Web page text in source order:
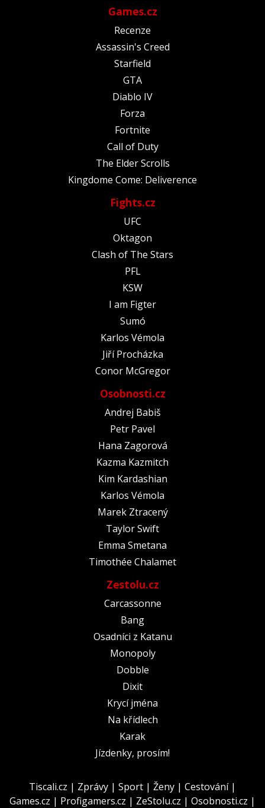
Games.cz
Recenze
Assassin's Creed
Starfield
GTA
Diablo IV
Forza
Fortnite
Call of Duty
The Elder Scrolls
Kingdome Come: Deliverence
Fights.cz
UFC
Oktagon
Clash of The Stars
PFL
KSW
I am Figter
Sumó
Karlos Vémola
Jiří Procházka
Conor McGregor
Osobnosti.cz
Andrej Babiš
Petr Pavel
Hana Zagorová
Kazma Kazmitch
Kim Kardashian
Karlos Vémola
Marek Ztracený
Taylor Swift
Emma Smetana
Timothée Chalamet
Zestolu.cz
Carcassonne
Bang
Osadníci z Katanu
Monopoly
Dobble
Dixit
Krycí jména
Na křídlech
Karak
Jízdenky, prosím!
Tiscali.cz | Zprávy | Sport | Ženy | Cestování|
Games.cz | Profigamers.cz | ZeStolu.cz | Osobnosti.cz |